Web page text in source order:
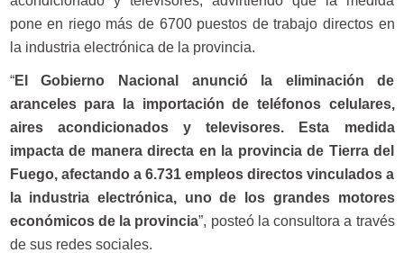
pone en riego más de 6700 puestos de trabajo directos en
la industria electrónica de la provincia.
“El Gobierno Nacional anunció la eliminación de
aranceles para la importación de teléfonos celulares,
aires acondicionados y televisores. Esta medida
impacta de manera directa en la provincia de Tierra del
Fuego, afectando a 6.731 empleos directos vinculados a
la industria electrónica, uno de los grandes motores
económicos de la provincia”, posteó la consultora a través
de sus redes sociales.